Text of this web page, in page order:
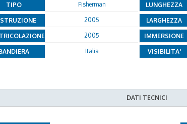
TIPO Fisherman LUNGHEZZA
2005 LARGHEZZA
2005 IMMERSIONE
Italia VISIBILITA'
DATI TECNICI